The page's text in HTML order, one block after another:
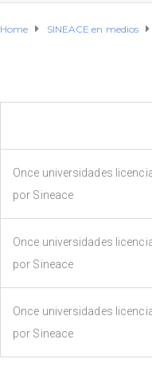
Home SINEACE en medios
Once universidades
por Sineace
Once universidades
por Sineace
Once universidades
por Sineace